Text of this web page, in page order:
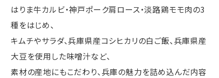
はりま牛カルビ・神戸ポーク肩ロース・淡路鶏モモ肉の3
種をはじめ、
キムチやサラダ、兵庫県産コシヒカリの白ご飯、兵庫県産
大豆を使用した味噌汁など、
素材の産地にもこだわり、兵庫の魅力を詰め込んだ内容